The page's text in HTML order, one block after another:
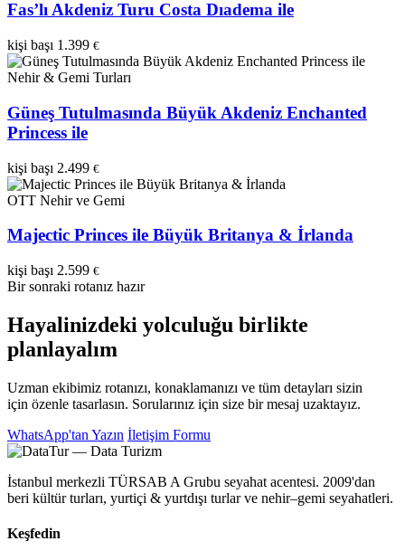
Fas’lı Akdeniz Turu Costa Dıadema ile
kişi başı 1.399 €
Nehir & Gemi Turları
Güneş Tutulmasında Büyük Akdeniz Enchanted
Princess ile
kişi başı 2.499 €
OTT Nehir ve Gemi
Majectic Princes ile Büyük Britanya & İrlanda
kişi başı 2.599 €
Bir sonraki rotanız hazır
Hayalinizdeki yolculuğu birlikte
planlayalım
Uzman ekibimiz rotanızı, konaklamanızı ve tüm detayları sizin
için özenle tasarlasın. Sorularınız için size bir mesaj uzaktayız.
WhatsApp'tan Yazın İletişim Formu
İstanbul merkezli TÜRSAB A Grubu seyahat acentesi. 2009'dan
beri kültür turları, yurtiçi & yurtdışı turlar ve nehir–gemi seyahatleri.
Keşfedin